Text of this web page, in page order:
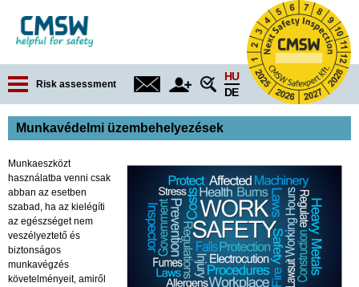
Risk assessment
HU
DE
Munkavédelmi üzembehelyezések
Munkaeszközt
használatba venni csak
abban az esetben
szabad, ha az kielégíti
az egészséget nem
veszélyeztető és
biztonságos
munkavégzés
követelményeit, amiről